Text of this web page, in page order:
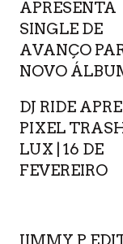
APRESENTA
SINGLE DE
AVANÇO
NOVO
DJ RIDE
PIXEL
LUX | 16 DE
FEVEREIRO
JIMMY P